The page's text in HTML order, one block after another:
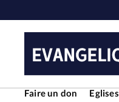
Faire un don Eglises